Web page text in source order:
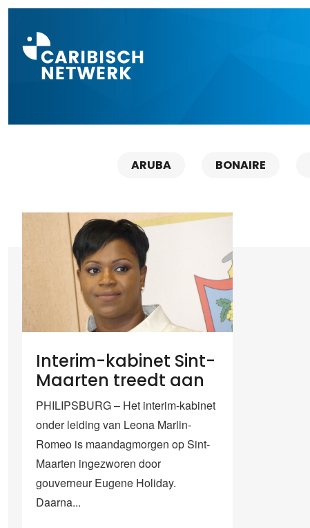
ARUBA BONAIRE
Interim-kabinet Sint-
Maarten treedt aan
PHILIPSBURG – Het interim-kabinet
onder leiding van Leona Marlin-
Romeo is maandagmorgen op Sint-
Maarten ingezworen door
gouverneur Eugene Holiday.
Daarna...